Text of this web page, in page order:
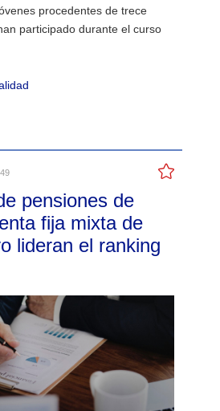
procedentes de trece
participado durante el curso
pensiones de
fija mixta de
lideran el ranking